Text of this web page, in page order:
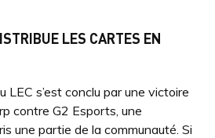
LES CARTES EN
s’est conclu par une victoire
contre G2 Esports, une
une partie de la communauté. Si